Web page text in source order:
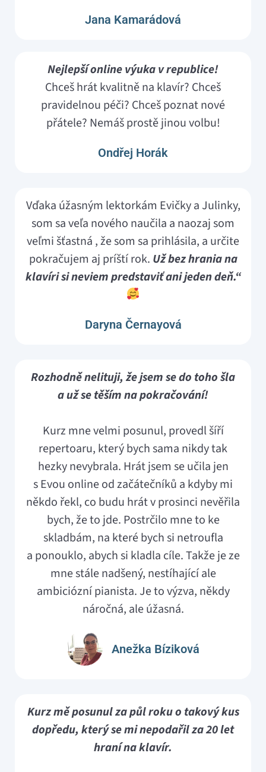
Jana Kamarádová
Nejlepší online výuka v republice!
Chceš hrát kvalitně na klavír? Chceš
pravidelnou péči? Chceš poznat nové
přátele? Nemáš prostě jinou volbu!
Ondřej Horák
Vďaka úžasným lektorkám Evičky a Julinky,
som sa veľa nového naučila a naozaj som
veľmi šťastná , že som sa prihlásila, a určite
pokračujem aj príští rok. Už bez hrania na
klavíri si neviem predstaviť ani jeden deň.“
Daryna Černayová
Rozhodně nelituji, že jsem se do toho šla
a už se těším na pokračování!
Kurz mne velmi posunul, provedl šíří
repertoaru, který bych sama nikdy tak
hezky nevybrala. Hrát jsem se učila jen
s Evou online od začátečníků a kdyby mi
někdo řekl, co budu hrát v prosinci nevěřila
bych, že to jde. Postrčilo mne to ke
skladbám, na které bych si netroufla
a ponouklo, abych si kladla cíle. Takže je ze
mne stále nadšený, nestíhající ale
ambiciózní pianista. Je to výzva, někdy
náročná, ale úžasná.
Anežka Bíziková
Kurz mě posunul za půl roku o takový kus
dopředu, který se mi nepodařil za 20 let
hraní na klavír.